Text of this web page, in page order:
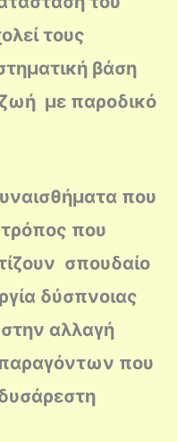
τους
βάση
ζωή με παροδικό
που
που
σπουδαίο
δύσπνοιας
αλλαγή
που